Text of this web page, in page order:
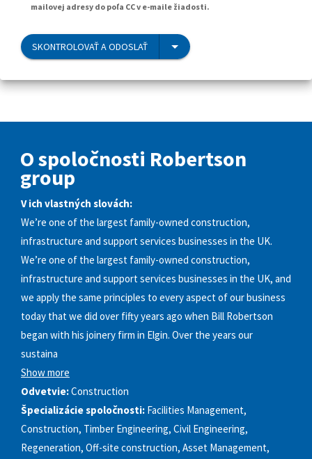
mailovej adresy do poľa CC v e-maile žiadosti.
SKONTROLOVAŤ A ODOSLAŤ
O spoločnosti Robertson
group
V ich vlastných slovách:
We’re one of the largest family-owned construction,
infrastructure and support services businesses in the UK.
We’re one of the largest family-owned construction,
infrastructure and support services businesses in the UK, and
we apply the same principles to every aspect of our business
today that we did over fifty years ago when Bill Robertson
began with his joinery firm in Elgin. Over the years our
sustaina
Show more
Odvetvie:Construction
Špecializácie spoločnosti: Facilities Management,
Construction, Timber Engineering, Civil Engineering,
Regeneration, Off-site construction, Asset Management,